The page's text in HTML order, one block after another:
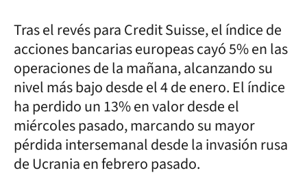
Tras el revés para Credit Suisse, el índice de
acciones bancarias europeas cayó 5% en las
operaciones de la mañana, alcanzando su
nivel más bajo desde el 4 de enero. El índice
ha perdido un 13% en valor desde el
miércoles pasado, marcando su mayor
pérdida intersemanal desde la invasión rusa
de Ucrania en febrero pasado.